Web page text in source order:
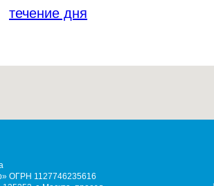
течение дня
ОГРН 1127746235616